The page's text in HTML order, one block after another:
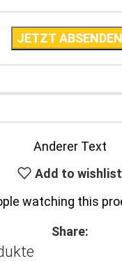
Anderer Text
Add to wishlist
watching this
Share: